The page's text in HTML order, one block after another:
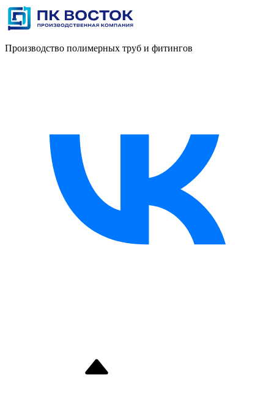
Производство полимерных труб и фитингов